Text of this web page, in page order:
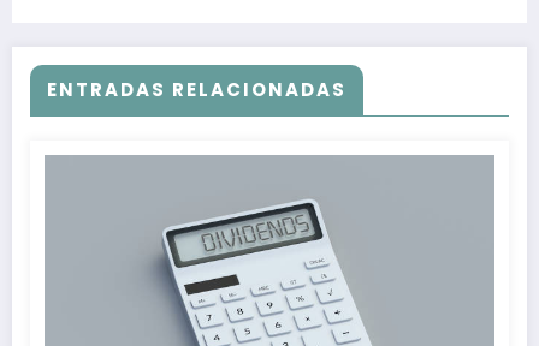
ENTRADAS RELACIONADAS